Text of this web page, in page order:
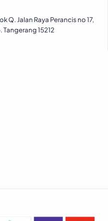
Q. Jalan Raya Perancis no 17,
15212